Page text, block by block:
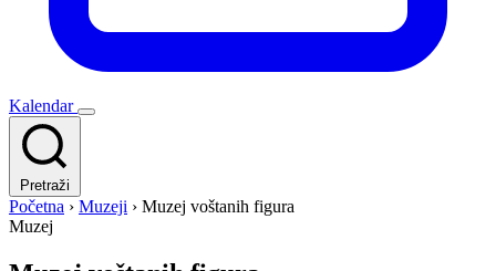
Kalendar
Pretraži
Početna › Muzeji › Muzej voštanih figura
Muzej